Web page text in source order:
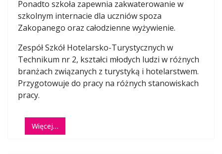
Ponadto szkoła zapewnia zakwaterowanie w
szkolnym internacie dla uczniów spoza
Zakopanego oraz całodzienne wyżywienie.
Zespół Szkół Hotelarsko-Turystycznych w
Technikum nr 2, kształci młodych ludzi w różnych
branżach związanych z turystyką i hotelarstwem.
Przygotowuje do pracy na różnych stanowiskach
pracy.
Więcej…